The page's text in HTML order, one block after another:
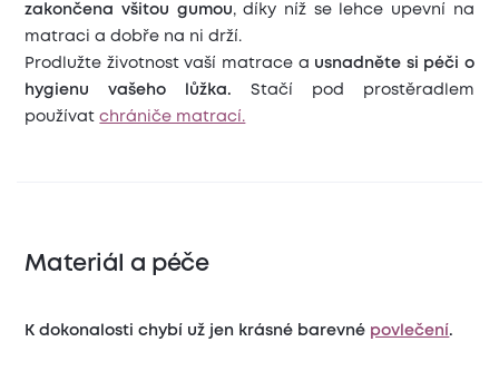
zakončena všitou gumou, díky níž se lehce upevní na
matraci a dobře na ni drží.
Prodlužte životnost vaší matrace a usnadněte si péči o
hygienu vašeho lůžka. Stačí pod prostěradlem
používatchrániče matrací.
Materiál a péče
K dokonalosti chybí už jen krásné barevné povlečení.